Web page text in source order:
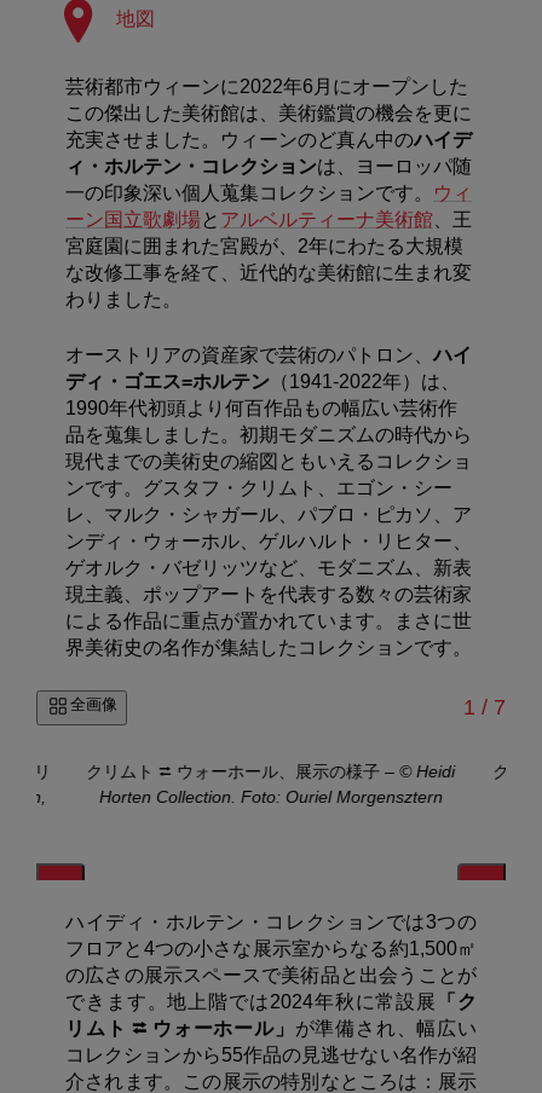
地図
芸術都市ウィーンに2022年6月にオープンした
この傑出した美術館は、美術鑑賞の機会を更に
充実させました。ウィーンのど真ん中のハイデ
ィ・ホルテン・コレクションは、ヨーロッパ随
一の印象深い個人蒐集コレクションです。
ウィ
ーン国立歌劇場と アルベルティーナ美術館 、王
宮庭園に囲まれた宮殿が、2年にわたる大規模
な改修工事を経て、近代的な美術館に生まれ変
わりました。
オーストリアの資産家で芸術のパトロン、ハイ
ディ・ゴエス=ホルテン （1941-2022年）は、
1990年代初頭より何百作品もの幅広い芸術作
品を蒐集しました。初期モダニズムの時代から
現代までの美術史の縮図ともいえるコレクショ
ンです。グスタフ・クリムト、エゴン・シー
レ、マルク・シャガール、パブロ・ピカソ、ア
ンディ・ウォーホル、ゲルハルト・リヒター、
ゲオルク・バゼリッツなど、モダニズム、新表
現主義、ポップアートを代表する数々の芸術家
による作品に重点が置かれています。まさに世
界美術史の名作が集結したコレクションです。
全画像 1 // 7
レリ
クリムト ⮂ ウォーホール、展示の様子 –© Heidi
Horten Collection. Foto: Ouriel Morgensztern
クリ
ハイディ・ホルテン・コレクションでは3つの
フロアと4つの小さな展示室からなる約1,500㎡
の広さの展示スペースで美術品と出会うことが
できます。地上階では2024年秋に常設展
「ク
リムト ⮂ ウォーホール」 が準備され、幅広い
コレクションから55作品の見逃せない名作が紹
介されます。この展示の特別なところは：展示